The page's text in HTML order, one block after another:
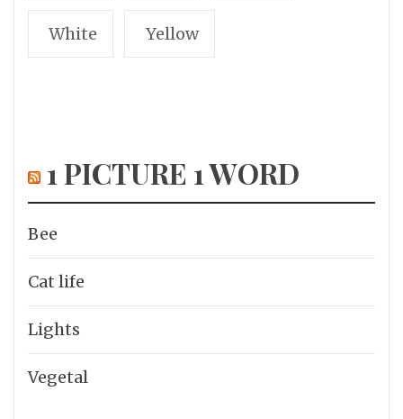
White Yellow
1 PICTURE 1 WORD
Bee
Cat life
Lights
Vegetal